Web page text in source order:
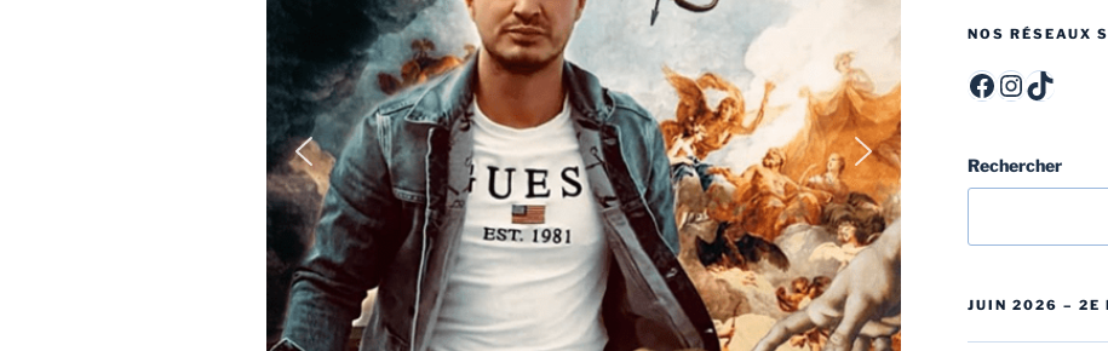
NOS RÉSEAUX
ITCF Félicien Rops - Officiel - itcffr
itcffr
Rechercher
JUIN 2026 – 2E